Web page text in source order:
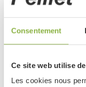
Consentement
Ce site web utilise
Les cookies nous
Nom